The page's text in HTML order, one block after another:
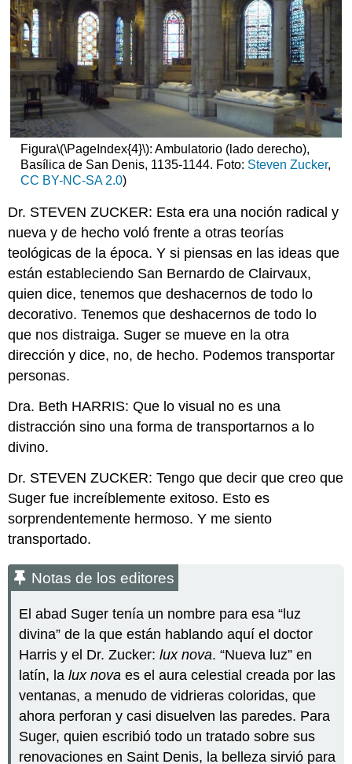
Figura\(\PageIndex{4}\): Ambulatorio (lado derecho),
Basílica de San Denis, 1135-1144. Foto: Steven Zucker,
CC BY-NC-SA 2.0)
Dr. STEVEN ZUCKER: Esta era una noción radical y
nueva y de hecho voló frente a otras teorías
teológicas de la época. Y si piensas en las ideas que
están estableciendo San Bernardo de Clairvaux,
quien dice, tenemos que deshacernos de todo lo
decorativo. Tenemos que deshacernos de todo lo
que nos distraiga. Suger se mueve en la otra
dirección y dice, no, de hecho. Podemos transportar
personas.
Dra. Beth HARRIS: Que lo visual no es una
distracción sino una forma de transportarnos a lo
divino.
Dr. STEVEN ZUCKER: Tengo que decir que creo que
Suger fue increíblemente exitoso. Esto es
sorprendentemente hermoso. Y me siento
transportado.
Notas de los editores
El abad Suger tenía un nombre para esa “luz
divina” de la que están hablando aquí el doctor
Harris y el Dr. Zucker:lux nova. “Nueva luz” en
latín, lalux nova es el aura celestial creada por las
ventanas, a menudo de vidrieras coloridas, que
ahora perforan y casi disuelven las paredes. Para
Suger, quien escribió todo un tratado sobre sus
renovaciones en Saint Denis, la belleza sirvió para